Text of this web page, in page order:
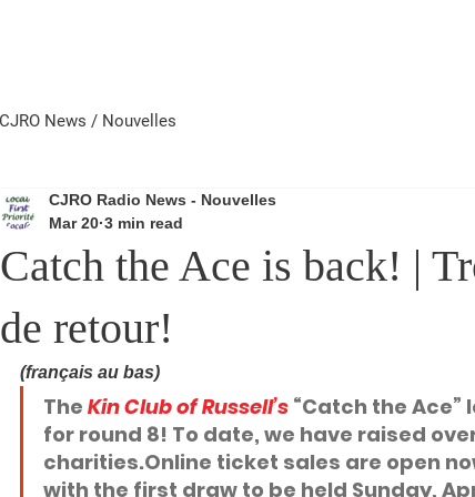
CJRO News / Nouvelles
Catch the Ace is back! |
de retour!
CJRO Radio News - Nouvelles
Mar 20 3 min read
(français au bas)
The Kin Club of Russell’s “Catch the
for round 8! To date, we have raised
charities.Online ticket sales are open
with the first draw to be held Sunday,